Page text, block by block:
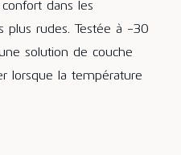
dans les
plus rudes. Testée à -30
solution de couche
lorsque la température